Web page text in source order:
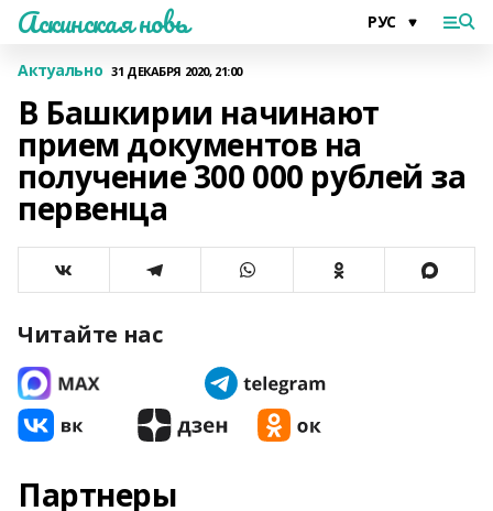
Аскинская новь
Актуально 31 ДЕКАБРЯ 2020, 21:00
В Башкирии начинают
прием документов на
получение 300 000 рублей за
первенца
Читайте нас
Партнеры